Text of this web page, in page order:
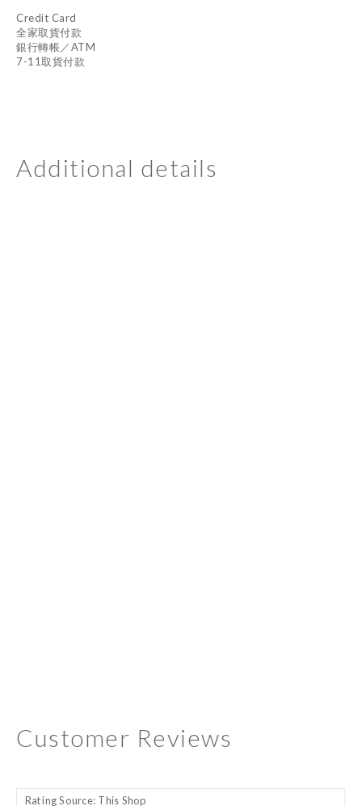
Credit Card
全家取貨付款
銀行轉帳／ATM
7-11取貨付款
Additional details
Customer Reviews